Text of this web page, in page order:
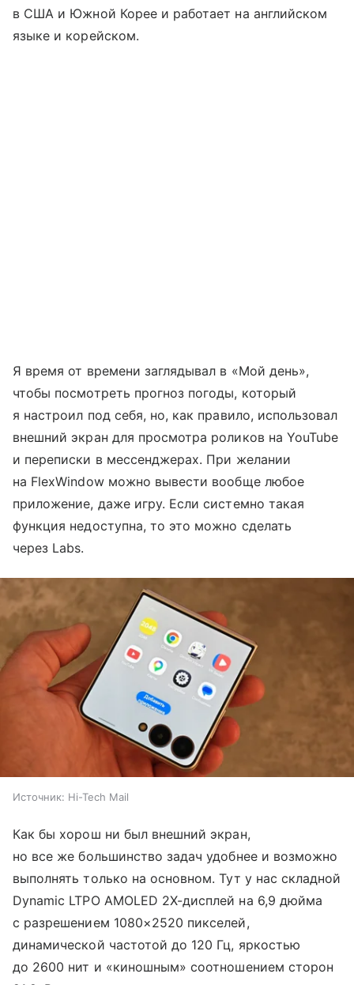
в США и Южной Корее и работает на английском
языке и корейском.
Я время от времени заглядывал в «Мой день»,
чтобы посмотреть прогноз погоды, который
я настроил под себя, но, как правило, использовал
внешний экран для просмотра роликов на YouTube
и переписки в мессенджерах. При желании
на FlexWindow можно вывести вообще любое
приложение, даже игру. Если системно такая
функция недоступна, то это можно сделать
через Labs.
Источник: Hi-Tech Mail
Как бы хорош ни был внешний экран,
но все же большинство задач удобнее и возможно
выполнять только на основном. Тут у нас складной
Dynamic LTPO AMOLED 2X-дисплей на 6,9 дюйма
с разрешением 1080×2520 пикселей,
динамической частотой до 120 Гц, яркостью
до 2600 нит и «киношным» соотношением сторон